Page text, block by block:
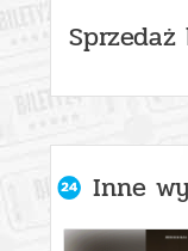
Inne